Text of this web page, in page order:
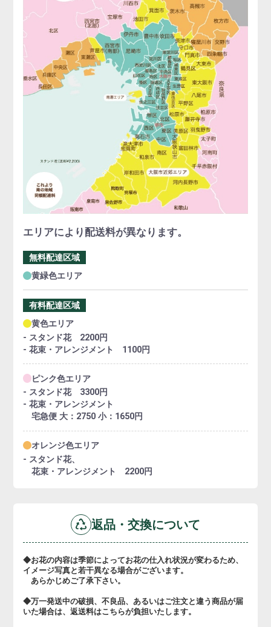
エリアにより配送料が異なります。
無料配達区域
黄緑色エリア
有料配達区域
黄色エリア
- スタンド花 2200円
- 花束・アレンジメント 1100円
ピンク色エリア
- スタンド花 3300円
- 花束・アレンジメント
宅急便 大：2750 小：1650円
オレンジ色エリア
- スタンド花、
花束・アレンジメント 2200円
返品・交換について
◆お花の内容は季節によってお花の仕入れ状況が変わるため、
イメージ写真と若干異なる場合がございます。
あらかじめご了承下さい。
◆万一発送中の破損、不良品、あるいはご注文と違う商品が届
いた場合は、返送料はこちらが負担いたします。